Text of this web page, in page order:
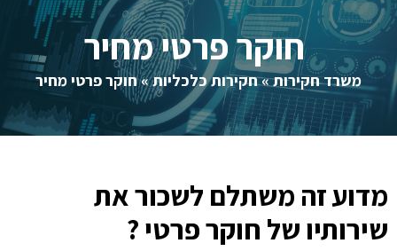
חוקר פרטי מחיר
משרד חקירות»חקירות כלכליות»חוקר פרטי מחיר
מדוע זה משתלם לשכור את
שירותיו של חוקר פרטי ?